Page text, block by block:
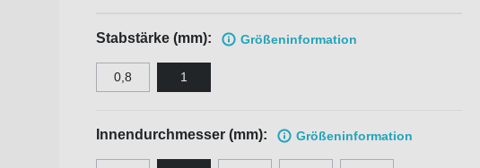
Stabstärke (mm): Größeninformation
0,8 1
Innendurchmesser (mm): Größeninformation